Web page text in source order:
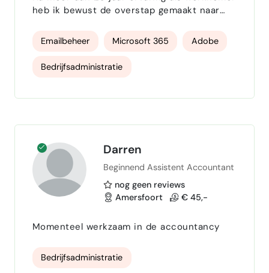
heb ik bewust de overstap gemaakt naar
flexibele en persoonlijke manier in te zetten
ben ik een betrouwbare en veelzijdige
freelancer die ondersteuning biedt in de
help je waar nodig, zodat jij je kan focussen
Emailbeheer Microsoft 365 Adobe
Bedrijfsadministratie
Darren
Beginnend Assistent Accountant
nog geen reviews
Amersfoort
€ 45,-
Momenteel werkzaam in de accountancy
Bedrijfsadministratie